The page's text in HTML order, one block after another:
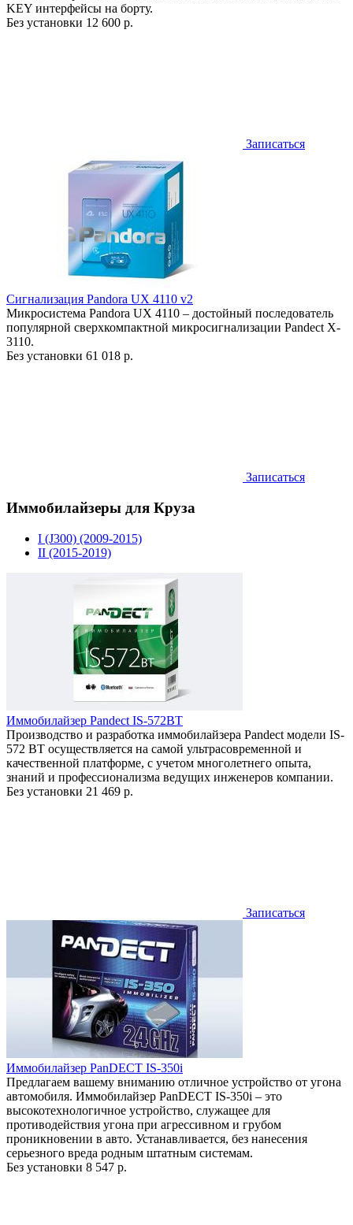
KEY интерфейсы на борту.
Без установки 12 600 р.
Записаться
Сигнализация Pandora UX 4110 v2
Микросистема Pandora UX 4110 – достойный последователь
популярной сверхкомпактной микросигнализации Pandect X-
3110.
Без установки 61 018 р.
Записаться
Иммобилайзеры для Круза
I (J300) (2009-2015)
II (2015-2019)
Иммобилайзер Pandect IS-572BT
Производство и разработка иммобилайзера Pandect модели IS-
572 BT осуществляется на самой ультрасовременной и
качественной платформе, с учетом многолетнего опыта,
знаний и профессионализма ведущих инженеров компании.
Без установки 21 469 р.
Записаться
Иммобилайзер PanDECT IS-350i
Предлагаем вашему вниманию отличное устройство от угона
автомобиля. Иммобилайзер PanDECT IS-350i – это
высокотехнологичное устройство, служащее для
противодействия угона при агрессивном и грубом
проникновении в авто. Устанавливается, без нанесения
серьезного вреда родным штатным системам.
Без установки 8 547 р.